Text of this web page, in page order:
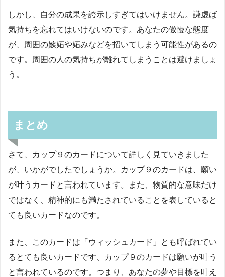
しかし、自分の成果を誇示しすぎてはいけません。謙虚ば
気持ちを忘れてはいけないのです。あなたの傲慢な態度
が、周囲の嫉妬や妬みなどを招いてしまう可能性があるの
です。周囲の人の気持ちが離れてしまうことは避けましょ
う。
まとめ
さて、カップ９のカードについて詳しく見ていきました
が、いかがでしたでしょうか。カップ９のカードは、願い
が叶うカードと言われています。また、物質的な意味だけ
ではなく、精神的にも満たされていることを表していると
ても良いカードなのです。
また、このカードは「ウィッシュカード」とも呼ばれてい
るとても良いカードです、カップ９のカードは願いが叶う
と言われているのです。つまり、あなたの夢や目標を叶え